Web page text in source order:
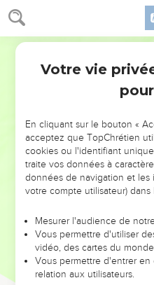
Jonas 2
en disant : « Dans ma
m'a répondu. Du milieu du
secours, et tu as entendu ma
et les courants m'ont
tes flots sont passés sur moi.
Je disais : ‘Je suis chassé
encore ton saint temple.
» L’eau m'a couvert jusqu'à
enveloppé, les algues
Je suis descendu jusqu'aux
fait remonter vivant du
» Quand mon âme était
de l'Eternel, et ma prière est
saint temple.
Votre vie
En cliquant sur le bouton «
acceptez que TopChrétien
cookies ou l'identifiant
traite vos données à
données de navigation et les
votre compte utilisateur) dans
Mesurer l'audience de
Vous permettre d'utiliser
vidéo, des cartes du
Vous permettre d'entrer
relation aux utilisateurs.